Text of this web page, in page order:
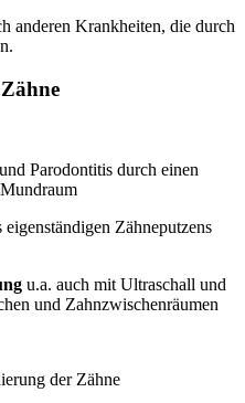
anderen Krankheiten, die durch
und Parodontitis durch einen
Zähneputzens
u.a. auch mit Ultraschall und
und Zahnzwischenräumen
der Zähne